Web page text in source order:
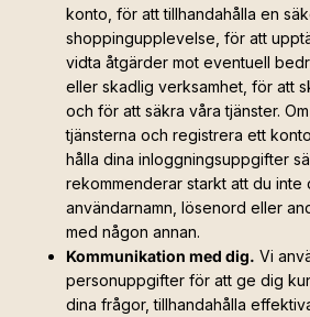
konto, för att tillhandahålla en
shoppingupplevelse, för att
vidta åtgärder mot eventuell
eller skadlig verksamhet, för att
och för att säkra våra tjänster.
tjänsterna och registrera ett
hålla dina inloggningsuppgifter
rekommenderar starkt att du inte
användarnamn, lösenord eller
med någon annan.
Kommunikation med dig. Vi
personuppgifter för att ge dig
dina frågor, tillhandahålla